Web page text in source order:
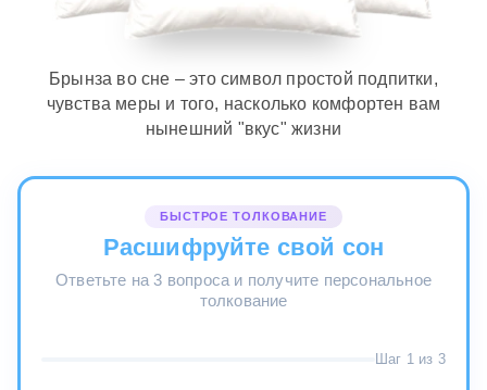
Брынза во сне – это символ простой подпитки,
чувства меры и того, насколько комфортен вам
нынешний "вкус" жизни
БЫСТРОЕ ТОЛКОВАНИЕ
Расшифруйте свой сон
Ответьте на 3 вопроса и получите персональное
толкование
Шаг 1 из 3